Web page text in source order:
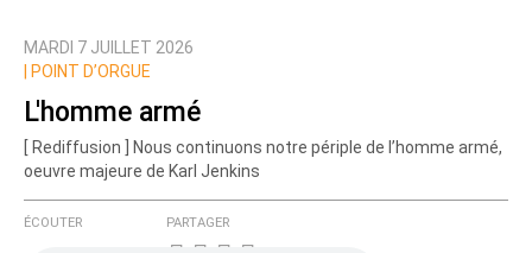
MARDI 7 JUILLET 2026
POINT D’ORGUE
L'homme armé
[ Rediffusion ] Nous continuons notre périple de l’homme armé,
oeuvre majeure de Karl Jenkins
ÉCOUTER PARTAGER